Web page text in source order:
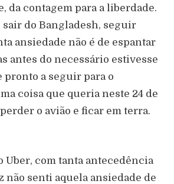
da contagem para a liberdade.
do Bangladesh, seguir
ansiedade não é de espantar
antes do necessário estivesse
pronto a seguir para o
coisa que queria neste 24 de
o avião e ficar em terra.
Uber, com tanta antecedência
não senti aquela ansiedade de